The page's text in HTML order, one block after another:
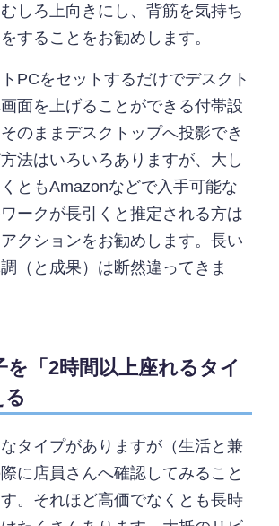
しろ上向きにし、背筋を気持ち
することをお勧めします。
PCをセットするだけでデスクト
面を上げることができる付帯設
のままデスクトップへ投影でき
法はいろいろありますが、大し
ともAmazonなどで入手可能な
ークが長引くと推定される方は
アクションをお勧めします。長い
（と成果）は断然違ってきま
「2時間以上座れるタイ
タイプがありますが（生活と兼
に店員さんへ確認してみること
。それほど高価でなくとも長時